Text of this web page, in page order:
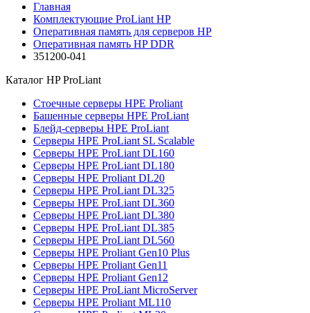
Главная
Комплектующие ProLiant HP
Оперативная память для серверов HP
Оперативная память HP DDR
351200-041
Каталог HP ProLiant
Стоечные серверы HPE Proliant
Башенные серверы HPE ProLiant
Блейд-серверы HPE ProLiant
Серверы HPE ProLiant SL Scalable
Серверы HPE ProLiant DL160
Серверы HPE ProLiant DL180
Серверы HPE Proliant DL20
Серверы HPE ProLiant DL325
Серверы HPE ProLiant DL360
Серверы HPE ProLiant DL380
Серверы HPE ProLiant DL385
Серверы HPE ProLiant DL560
Серверы HPE Proliant Gen10 Plus
Серверы HPE Proliant Gen11
Серверы HPE Proliant Gen12
Серверы HPE ProLiant MicroServer
Серверы HPE Proliant ML110